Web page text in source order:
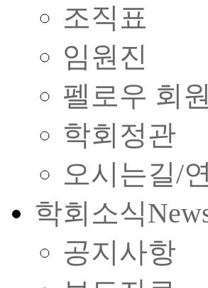
조직표
임원진
펠로우 회원
학회정관
오시는길/
학회소식
공지사항